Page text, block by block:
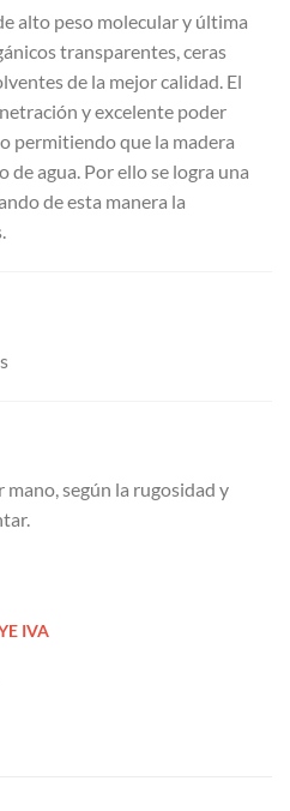
alto peso molecular y última
transparentes, ceras
de la mejor calidad. El
y excelente poder
permitiendo que la madera
agua. Por ello se logra una
de esta manera la
según la rugosidad y
IVA